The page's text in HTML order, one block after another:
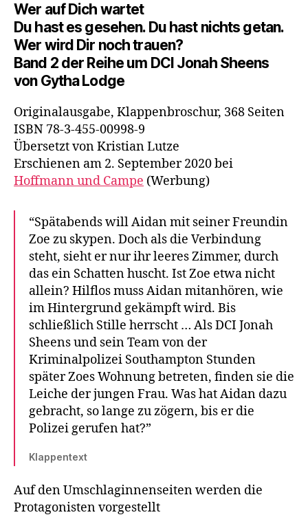
Wer auf Dich wartet
Du hast es gesehen. Du hast nichts getan.
Wer wird Dir noch trauen?
Band 2 der Reihe um DCI Jonah Sheens
von Gytha Lodge
Originalausgabe, Klappenbroschur, 368 Seiten
ISBN 78-3-455-00998-9
Übersetzt von Kristian Lutze
Erschienen am 2. September 2020 bei
Hoffmann und Campe (Werbung)
“Spätabends will Aidan mit seiner Freundin
Zoe zu skypen. Doch als die Verbindung
steht, sieht er nur ihr leeres Zimmer, durch
das ein Schatten huscht. Ist Zoe etwa nicht
allein? Hilflos muss Aidan mitanhören, wie
im Hintergrund gekämpft wird. Bis
schließlich Stille herrscht … Als DCI Jonah
Sheens und sein Team von der
Kriminalpolizei Southampton Stunden
später Zoes Wohnung betreten, finden sie die
Leiche der jungen Frau. Was hat Aidan dazu
gebracht, so lange zu zögern, bis er die
Polizei gerufen hat?”
Klappentext
Auf den Umschlaginnenseiten werden die
Protagonisten vorgestellt